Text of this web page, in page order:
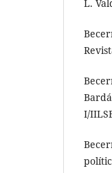
L.
I/